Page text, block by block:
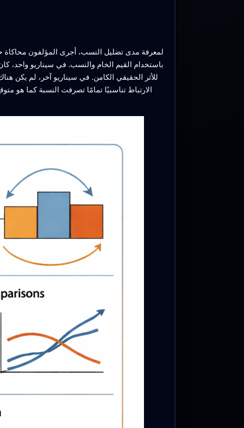
لمعرفة مدى تضليل النسب، أجرى المؤلفون محاكاة
باستخدام القيم الخام والنسب. في سيناريو واحد،
للأثر الحقيقي الكامن. في سيناريو آخر، لم يكن
الارتباط تناسبيًا تمامًا تصرفت النسبة كما هو